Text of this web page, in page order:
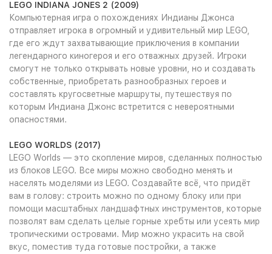
LEGO INDIANA JONES 2 (2009)
Компьютерная игра о похождениях Индианы Джонса
отправляет игрока в огромный и удивительный мир LEGO,
где его ждут захватывающие приключения в компании
легендарного киногероя и его отважных друзей. Игроки
смогут не только открывать новые уровни, но и создавать
собственные, приобретать разнообразных героев и
составлять кругосветные маршруты, путешествуя по
которым Индиана Джонс встретится с невероятными
опасностями.
LEGO WORLDS (2017)
LEGO Worlds — это скопление миров, сделанных полностью
из блоков LEGO. Все миры можно свободно менять и
населять моделями из LEGO. Создавайте всё, что придёт
вам в голову: строить можно по одному блоку или при
помощи масштабных ландшафтных инструментов, которые
позволят вам сделать целые горные хребты или усеять мир
тропическими островами. Мир можно украсить на свой
вкус, поместив туда готовые постройки, а также